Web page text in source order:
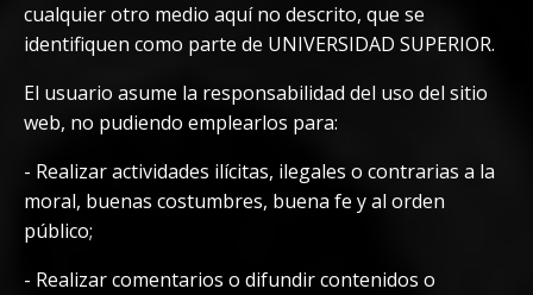
cualquier otro medio aquí no descrito, que se
identifiquen como parte de UNIVERSIDAD SUPERIOR.
El usuario asume la responsabilidad del uso del sitio
web, no pudiendo emplearlos para:
- Realizar actividades ilícitas, ilegales o contrarias a la
moral, buenas costumbres, buena fe y al orden
público;
- Realizar comentarios o difundir contenidos o